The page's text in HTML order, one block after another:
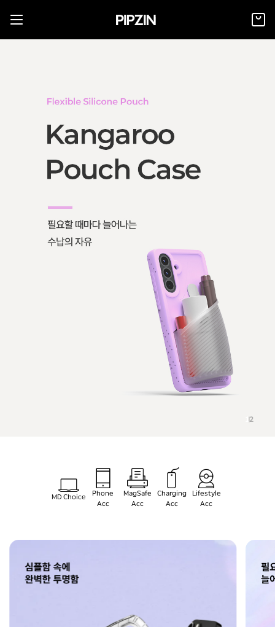
12
MD Choice
Phone
Acc
MagSafe
Acc
Charging
Acc
Lifestyle
Acc
심플함 속에
완벽한 투명함
필
늘